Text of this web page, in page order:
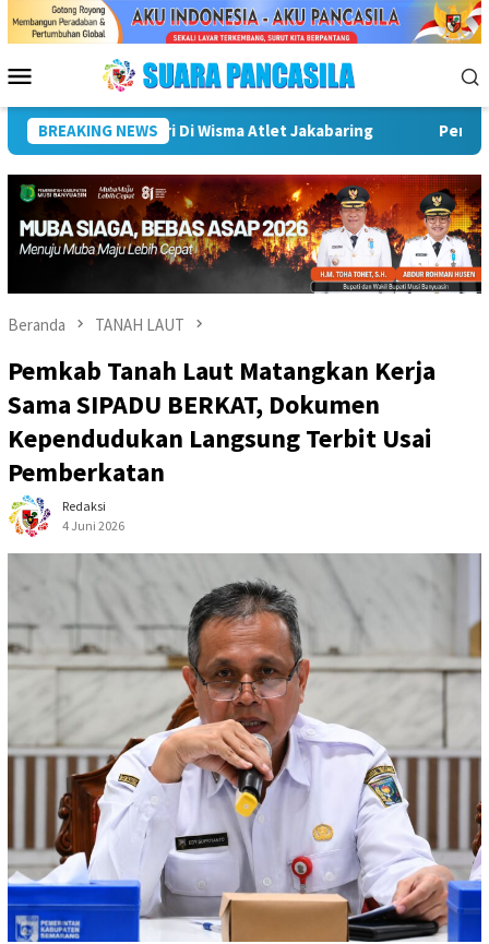
Menu
Mobile
BREAKING NEWS
Palembang Siapkan Kampung Wisata Jadi Magnet Baru
Beranda TANAH LAUT
Pemkab Tanah Laut Matangkan Kerja
Sama SIPADU BERKAT, Dokumen
Kependudukan Langsung Terbit Usai
Pemberkatan
Redaksi
4 Juni 2026